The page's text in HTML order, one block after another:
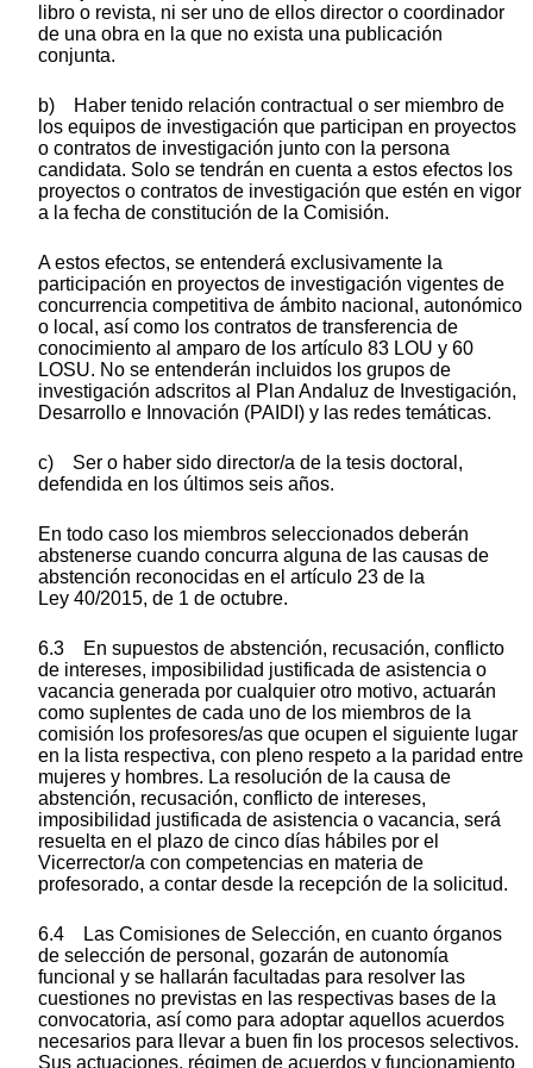
libro o revista, ni ser uno de ellos director o coordinador
de una obra en la que no exista una publicación
conjunta.
b) Haber tenido relación contractual o ser miembro de
los equipos de investigación que participan en proyectos
o contratos de investigación junto con la persona
candidata. Solo se tendrán en cuenta a estos efectos los
proyectos o contratos de investigación que estén en vigor
a la fecha de constitución de la Comisión.
A estos efectos, se entenderá exclusivamente la
participación en proyectos de investigación vigentes de
concurrencia competitiva de ámbito nacional, autonómico
o local, así como los contratos de transferencia de
conocimiento al amparo de los artículo 83 LOU y 60
LOSU. No se entenderán incluidos los grupos de
investigación adscritos al Plan Andaluz de Investigación,
Desarrollo e Innovación (PAIDI) y las redes temáticas.
c) Ser o haber sido director/a de la tesis doctoral,
defendida en los últimos seis años.
En todo caso los miembros seleccionados deberán
abstenerse cuando concurra alguna de las causas de
abstención reconocidas en el artículo 23 de la
Ley 40/2015, de 1 de octubre.
6.3 En supuestos de abstención, recusación, conflicto
de intereses, imposibilidad justificada de asistencia o
vacancia generada por cualquier otro motivo, actuarán
como suplentes de cada uno de los miembros de la
comisión los profesores/as que ocupen el siguiente lugar
en la lista respectiva, con pleno respeto a la paridad entre
mujeres y hombres. La resolución de la causa de
abstención, recusación, conflicto de intereses,
imposibilidad justificada de asistencia o vacancia, será
resuelta en el plazo de cinco días hábiles por el
Vicerrector/a con competencias en materia de
profesorado, a contar desde la recepción de la solicitud.
6.4 Las Comisiones de Selección, en cuanto órganos
de selección de personal, gozarán de autonomía
funcional y se hallarán facultadas para resolver las
cuestiones no previstas en las respectivas bases de la
convocatoria, así como para adoptar aquellos acuerdos
necesarios para llevar a buen fin los procesos selectivos.
Sus actuaciones, régimen de acuerdos y funcionamiento